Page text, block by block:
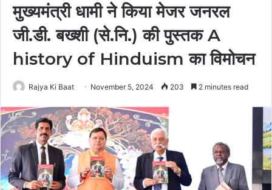
मुख्यमंत्री धामी ने किया मेजर जनरल
जी.डी. बख्शी (से.नि.) की पुस्तक A
history of Hinduism का विमोचन
Rajya Ki Baat November 5, 2024 203 2 minutes read